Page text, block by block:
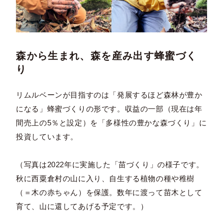
森から生まれ、森を産み出す蜂蜜づく
り
リムルベーンが目指すのは「発展するほど森林が豊か
になる」蜂蜜づくりの形です。収益の一部（現在は年
間売上の5％と設定）を「多様性の豊かな森づくり」に
投資しています。
（写真は2022年に実施した「苗づくり」の様子です。
秋に西粟倉村の山に入り、自生する植物の種や稚樹
（＝木の赤ちゃん）を保護。数年に渡って苗木として
育て、山に還してあげる予定です。）